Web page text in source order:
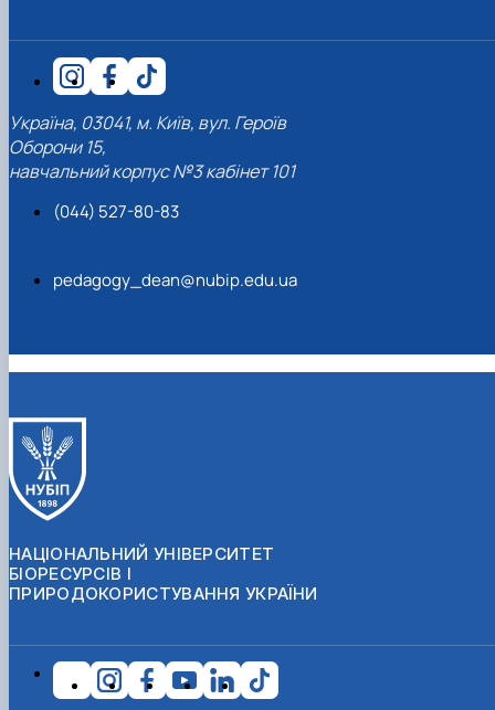
Україна, 03041, м. Київ, вул. Героїв
Оборони 15,
навчальний корпус №3 кабінет 101
(044) 527-80-83
pedagogy_dean@nubip.edu.ua
НАЦІОНАЛЬНИЙ УНІВЕРСИТЕТ
БІОРЕСУРСІВ І
ПРИРОДОКОРИСТУВАННЯ УКРАЇНИ